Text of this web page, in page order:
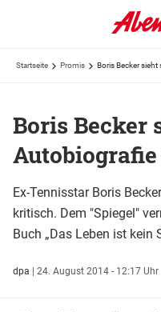
Startseite Promis Boris Becker
Boris Becker
Ex-Tennisstar Boris
kritisch. Dem "Spiegel"
Buch „Das Leben ist kein
dpa | 24. August 2014 - 12:17 Uhr